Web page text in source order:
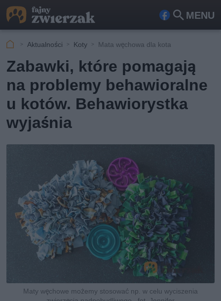
MENU
Fa
ook
Szu
Aktualności Koty Mata węchowa dla kota
Zabawki, które pomagają
na problemy behawioralne
u kotów. Behawiorystka
wyjaśnia
Maty węchowe możemy stosować np. w celu wyciszenia